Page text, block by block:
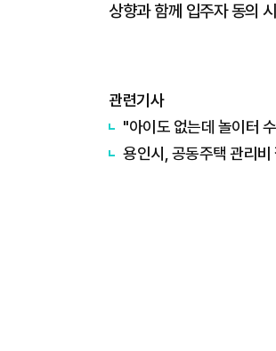
상향과 함께 입주자 동의
관련기사
"아이도 없는데 놀이터
용인시, 공동주택 관리